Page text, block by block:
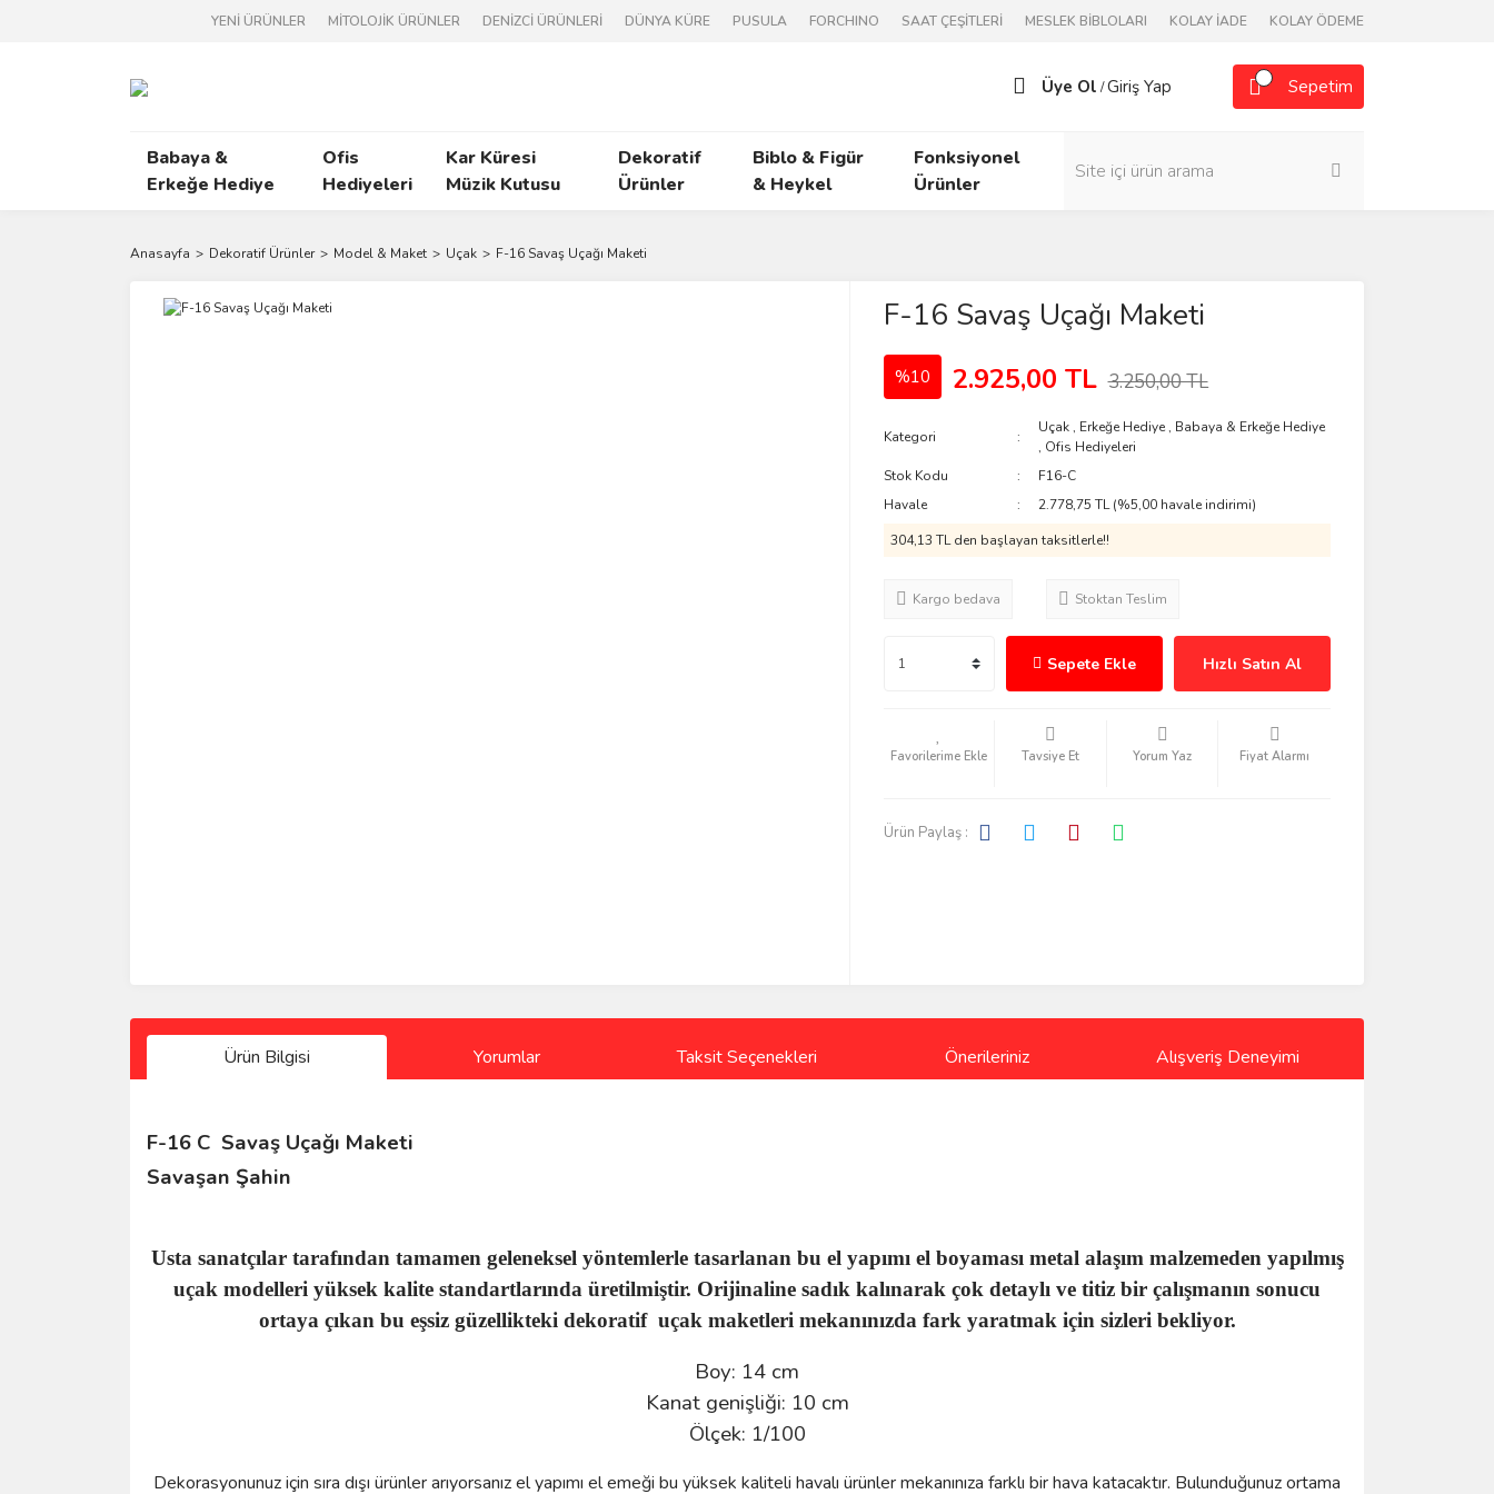
YENİ ÜRÜNLER MİTOLOJİK ÜRÜNLER DENİZCİ ÜRÜNLERİ DÜNYA KÜRE PUSULA FORCHINO SAAT ÇEŞİTLERİ MESLEK BİBLOLARI KOLAY İADE KOLAY ÖDEME
Üye Ol /Giriş Yap Sepetim
Babaya &
Erkeğe Hediye
Ofis
Hediyeleri
Kar Küresi
Müzik Kutusu
Dekoratif
Ürünler
Biblo & Figür
& Heykel
Fonksiyonel
Ürünler
Anasayfa Dekoratif Ürünler Model & Maket Uçak F-16 Savaş Uçağı Maketi
F-16 Savaş Uçağı Maketi
%10 2.925,00 TL 3.250,00 TL
Kategori
Uçak , Erkeğe Hediye , Babaya & Erkeğe Hediye
, Ofis Hediyeleri
Stok Kodu
F16-C
Havale
2.778,75 TL (%5,00 havale indirimi)
304,13 TL den başlayan taksitlerle!!
Kargo bedava Stoktan Teslim
Sepete Ekle Hızlı Satın Al
Tavsiye Et Yorum Yaz Fiyat Alarmı
Ürün Paylaş :
Ürün Bilgisi Yorumlar Taksit Seçenekleri Önerileriniz Alışveriş Deneyimi
F-16 C Savaş Uçağı Maketi
Savaşan Şahin
Usta sanatçılar tarafından tamamen geleneksel yöntemlerle tasarlanan bu el yapımı el boyaması metal alaşım malzemeden yapılmış
uçak modelleri yüksek kalite standartlarında üretilmiştir. Orijinaline sadık kalınarak çok detaylı ve titiz bir çalışmanın sonucu
ortaya çıkan bu eşsiz güzellikteki dekoratif uçak maketleri mekanınızda fark yaratmak için sizleri bekliyor.
Boy: 14 cm
Kanat genişliği: 10 cm
Ölçek: 1/100
Dekorasyonunuz için sıra dışı ürünler arıyorsanız el yapımı el emeği bu yüksek kaliteli havalı ürünler mekanınıza farklı bir hava katacaktır. Bulunduğunuz ortama